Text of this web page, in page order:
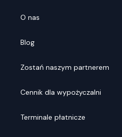
O nas
Blog
Zostań naszym partnerem
Cennik dla wypożyczalni
Terminale płatnicze